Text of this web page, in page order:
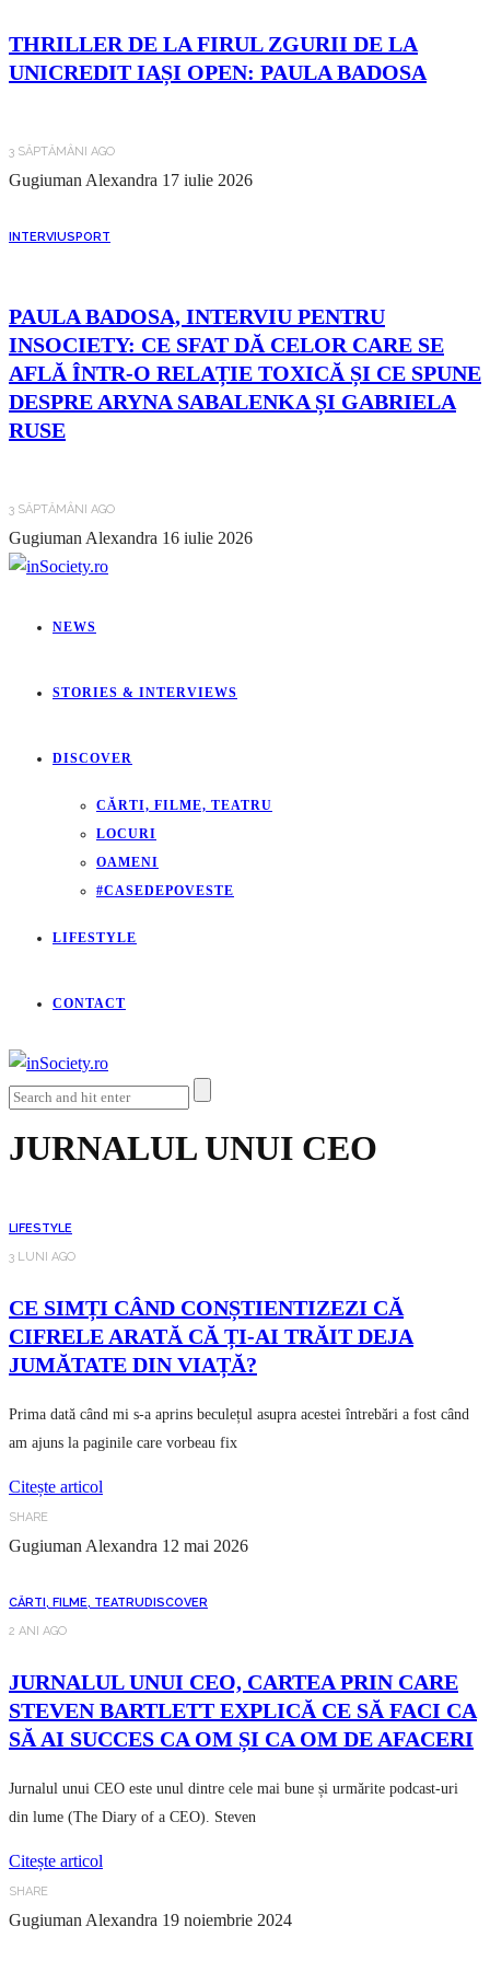
THRILLER DE LA FIRUL ZGURII DE LA
UNICREDIT IAȘI OPEN: PAULA BADOSA
3 SĂPTĂMÂNI AGO
Gugiuman Alexandra 17 iulie 2026
INTERVIUSPORT
PAULA BADOSA, INTERVIU PENTRU
INSOCIETY: CE SFAT DĂ CELOR CARE SE
AFLĂ ÎNTR-O RELAȚIE TOXICĂ ȘI CE SPUNE
DESPRE ARYNA SABALENKA ȘI GABRIELA
RUSE
3 SĂPTĂMÂNI AGO
Gugiuman Alexandra 16 iulie 2026
NEWS
STORIES & INTERVIEWS
DISCOVER
CĂRTI, FILME, TEATRU
LOCURI
OAMENI
#CASEDEPOVESTE
LIFESTYLE
CONTACT
JURNALUL UNUI CEO
LIFESTYLE
3 LUNI AGO
CE SIMȚI CÂND CONȘTIENTIZEZI CĂ
CIFRELE ARATĂ CĂ ȚI-AI TRĂIT DEJA
JUMĂTATE DIN VIAȚĂ?
Prima dată când mi s-a aprins beculețul asupra acestei întrebări a fost când
am ajuns la paginile care vorbeau fix
Citește articol
SHARE
Gugiuman Alexandra 12 mai 2026
CĂRTI, FILME, TEATRUDISCOVER
2 ANI AGO
JURNALUL UNUI CEO, CARTEA PRIN CARE
STEVEN BARTLETT EXPLICĂ CE SĂ FACI CA
SĂ AI SUCCES CA OM ȘI CA OM DE AFACERI
Jurnalul unui CEO este unul dintre cele mai bune și urmărite podcast-uri
din lume (The Diary of a CEO). Steven
Citește articol
SHARE
Gugiuman Alexandra 19 noiembrie 2024